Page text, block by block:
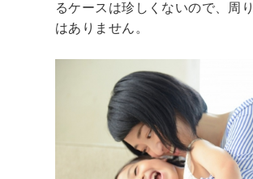
るケースは珍しくないので、周
はありません。